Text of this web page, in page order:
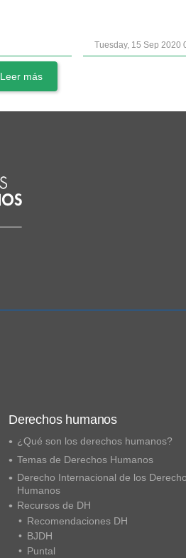
Leer más
Tuesday, 15 Sep 2020
Derechos humanos
¿Qué son los derechos humanos?
Temas de Derechos Humanos
Derecho Internacional de los
Humanos
Recursos de DH
Recomendaciones DH
BJDH
Puntal